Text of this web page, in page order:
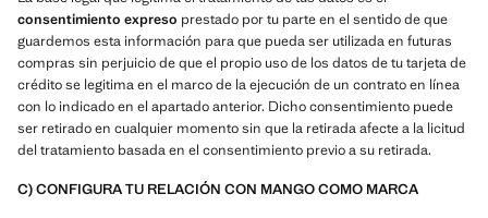
consentimiento expreso prestado por tu parte en el sentido de que
guardemos esta información para que pueda ser utilizada en futuras
compras sin perjuicio de que el propio uso de los datos de tu tarjeta de
crédito se legitima en el marco de la ejecución de un contrato en línea
con lo indicado en el apartado anterior. Dicho consentimiento puede
ser retirado en cualquier momento sin que la retirada afecte a la licitud
del tratamiento basada en el consentimiento previo a su retirada.
C) CONFIGURA TU RELACIÓN CON MANGO COMO MARCA